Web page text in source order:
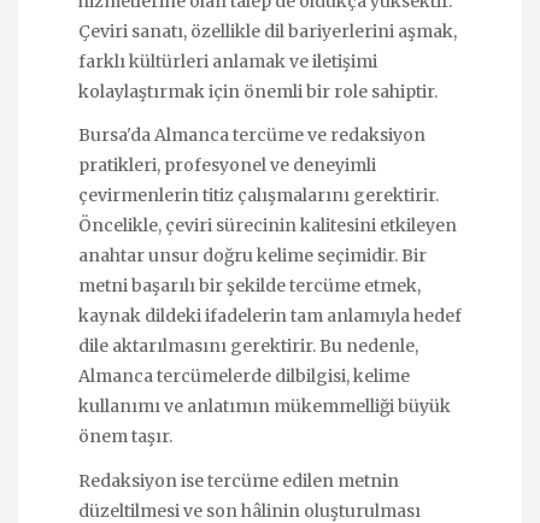
Çeviri sanatı, özellikle dil bariyerlerini aşmak,
farklı kültürleri anlamak ve iletişimi
kolaylaştırmak için önemli bir role sahiptir.
Bursa'da Almanca tercüme ve redaksiyon
pratikleri, profesyonel ve deneyimli
çevirmenlerin titiz çalışmalarını gerektirir.
Öncelikle, çeviri sürecinin kalitesini etkileyen
anahtar unsur doğru kelime seçimidir. Bir
metni başarılı bir şekilde tercüme etmek,
kaynak dildeki ifadelerin tam anlamıyla hedef
dile aktarılmasını gerektirir. Bu nedenle,
Almanca tercümelerde dilbilgisi, kelime
kullanımı ve anlatımın mükemmelliği büyük
önem taşır.
Redaksiyon ise tercüme edilen metnin
düzeltilmesi ve son hâlinin oluşturulması